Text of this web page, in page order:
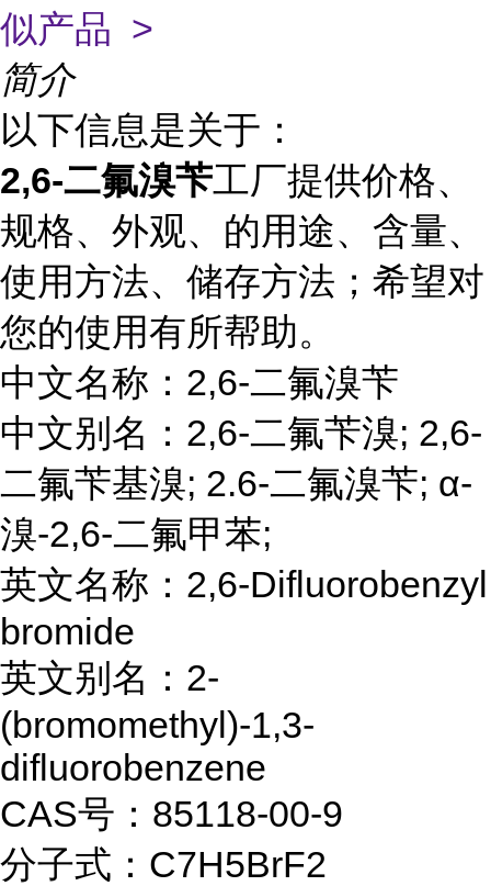
似产品 >
简介
以下信息是关于：
2,6-二氟溴苄工厂提供价格、
规格、外观、的用途、含量、
使用方法、储存方法；希望对
您的使用有所帮助。
中文名称：2,6-二氟溴苄
中文别名：2,6-二氟苄溴; 2,6-
二氟苄基溴; 2.6-二氟溴苄; α-
溴-2,6-二氟甲苯;
英文名称：2,6-Difluorobenzyl
bromide
英文别名：2-
(bromomethyl)-1,3-
difluorobenzene
CAS号：85118-00-9
分子式：C7H5BrF2